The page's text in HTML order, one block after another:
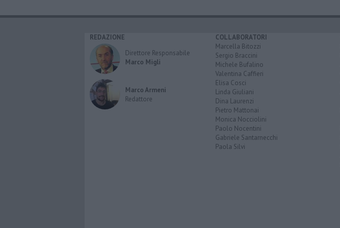
REDAZIONE
Direttore Responsabile
Marco Migli
Marco Armeni
Redattore
COLLABORATORI
Marcella Bitozzi
Sergio Braccini
Michele Bufalino
Valentina Caffieri
Elisa Cosci
Linda Giuliani
Dina Laurenzi
Pietro Mattonai
Monica Nocciolini
Paolo Nocentini
Gabriele Santarnecchi
Paola Silvi